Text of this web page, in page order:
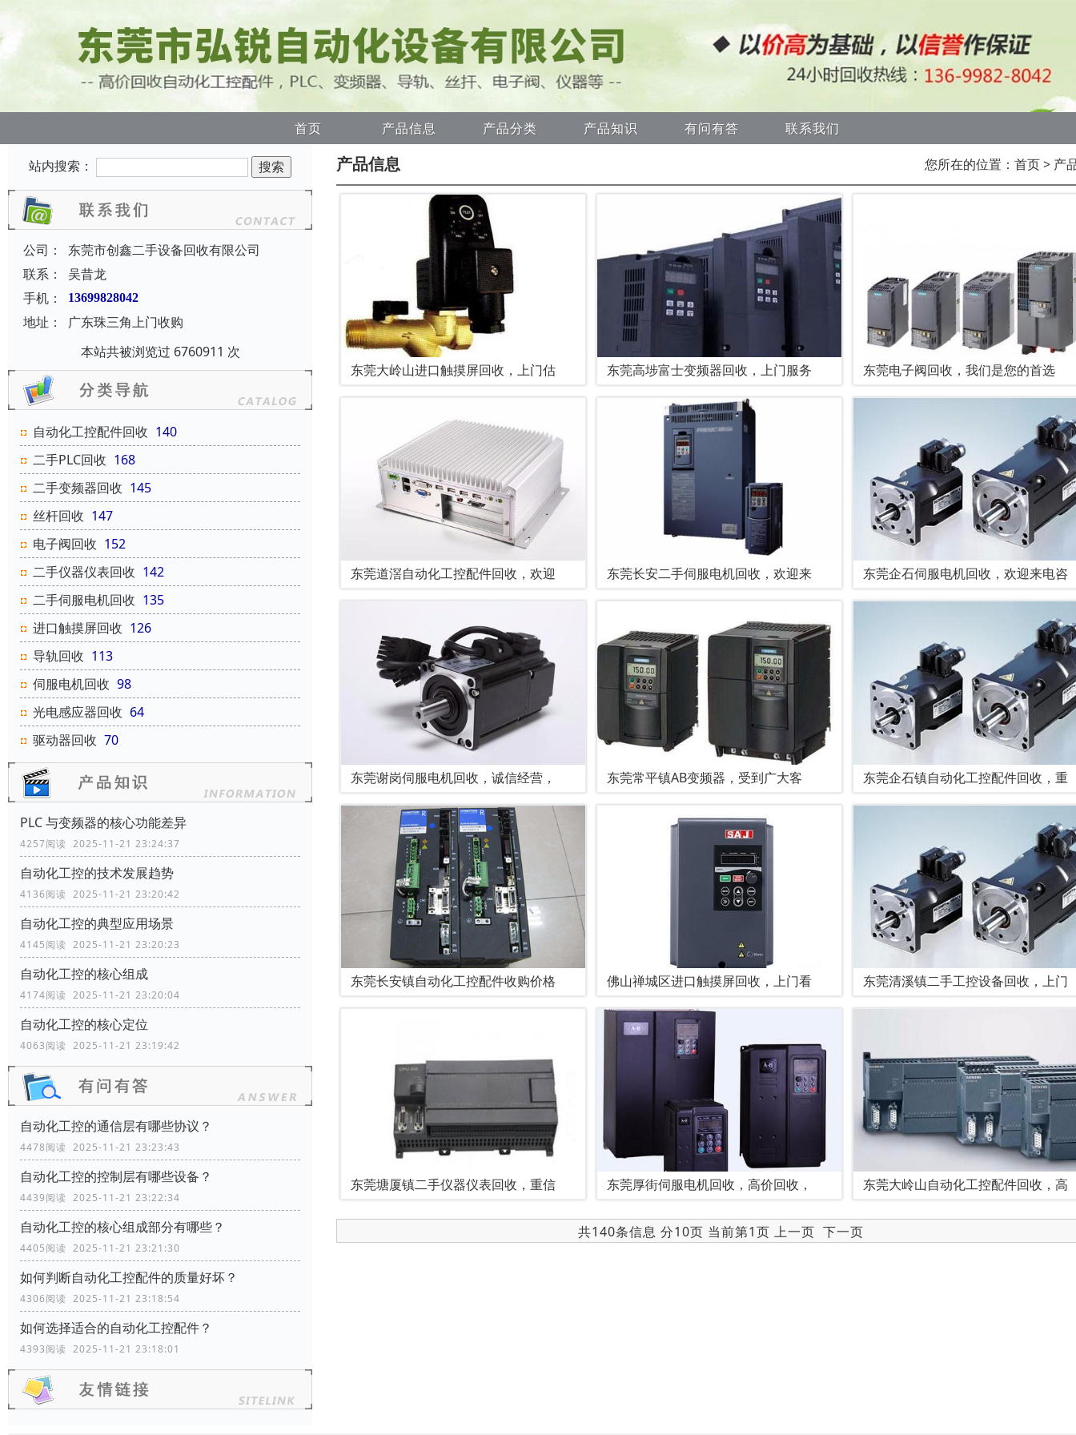
首页 产品信息 产品分类 产品知识 有问有答 联系我们
站内搜索：
公司：
东莞市创鑫二手设备回收有限公司
联系：
吴昔龙
手机：
13699828042
地址：
广东珠三角上门收购
本站共被浏览过 6760911 次
自动化工控配件回收 140
二手PLC回收 168
二手变频器回收 145
丝杆回收 147
电子阀回收 152
二手仪器仪表回收 142
二手伺服电机回收 135
进口触摸屏回收 126
导轨回收 113
伺服电机回收 98
光电感应器回收 64
驱动器回收 70
PLC 与变频器的核心功能差异
4257阅读 2025-11-21 23:24:37
自动化工控的技术发展趋势
4136阅读 2025-11-21 23:20:42
自动化工控的典型应用场景
4145阅读 2025-11-21 23:20:23
自动化工控的核心组成
4174阅读 2025-11-21 23:20:04
自动化工控的核心定位
4063阅读 2025-11-21 23:19:42
自动化工控的通信层有哪些协议？
4478阅读 2025-11-21 23:23:43
自动化工控的控制层有哪些设备？
4439阅读 2025-11-21 23:22:34
自动化工控的核心组成部分有哪些？
4405阅读 2025-11-21 23:21:30
如何判断自动化工控配件的质量好坏？
4306阅读 2025-11-21 23:18:54
如何选择适合的自动化工控配件？
4393阅读 2025-11-21 23:18:01
产品信息 您所在的位置： 首页> 产
东莞大岭山进口触摸屏回收，上门估 东莞高埗富士变频器回收，上门服务 东莞电子阀回收，我们是您的首选
东莞道滘自动化工控配件回收，欢迎 东莞长安二手伺服电机回收，欢迎来 东莞企石伺服电机回收，欢迎来电咨
东莞谢岗伺服电机回收，诚信经营， 东莞常平镇AB变频器，受到广大客 东莞企石镇自动化工控配件回收，重
东莞长安镇自动化工控配件收购价格 佛山禅城区进口触摸屏回收，上门看 东莞清溪镇二手工控设备回收，上门
东莞塘厦镇二手仪器仪表回收，重信 东莞厚街伺服电机回收，高价回收， 东莞大岭山自动化工控配件回收，高
共140条信息 分10页 当前第1页 上一页 下一页